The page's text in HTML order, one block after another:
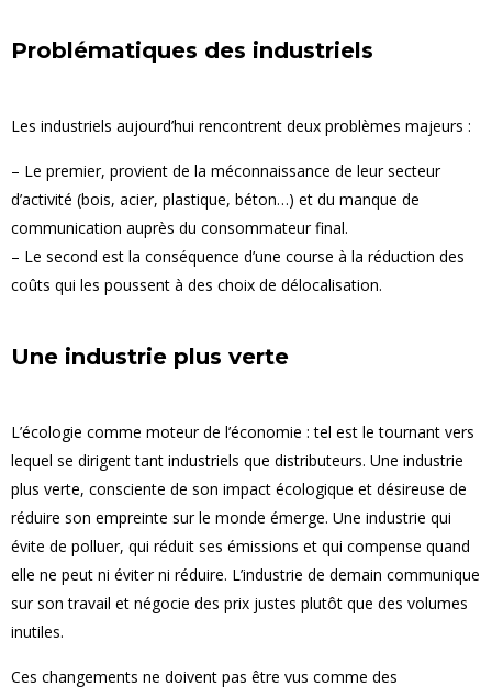
Problématiques des industriels
Les industriels aujourd’hui rencontrent deux problèmes majeurs :
– Le premier, provient de la méconnaissance de leur secteur
d’activité (bois, acier, plastique, béton…) et du manque de
communication auprès du consommateur final.
– Le second est la conséquence d’une course à la réduction des
coûts qui les poussent à des choix de délocalisation.
Une industrie plus verte
L’écologie comme moteur de l’économie : tel est le tournant vers
lequel se dirigent tant industriels que distributeurs. Une industrie
plus verte, consciente de son impact écologique et désireuse de
réduire son empreinte sur le monde émerge. Une industrie qui
évite de polluer, qui réduit ses émissions et qui compense quand
elle ne peut ni éviter ni réduire. L’industrie de demain communique
sur son travail et négocie des prix justes plutôt que des volumes
inutiles.
Ces changements ne doivent pas être vus comme des